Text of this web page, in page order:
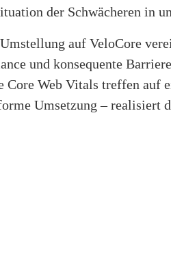
der Schwächeren in
auf VeloCore
und konsequente
Core Web Vitals treffen auf
Umsetzung – realisiert